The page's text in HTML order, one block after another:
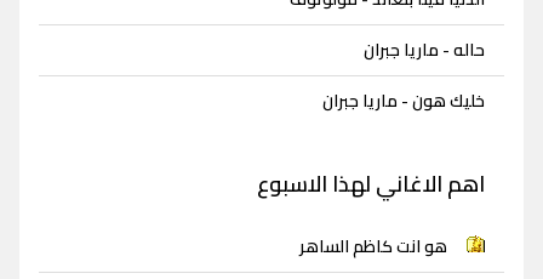
حاله - ماريا جبران
خليك هون - ماريا جبران
اهم الاغاني لهذا الاسبوع
هو انت كاظم الساهر